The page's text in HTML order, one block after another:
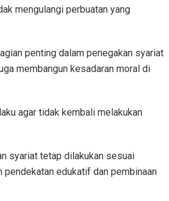
mengulangi perbuatan yang
penting dalam penegakan syariat
membangun kesadaran moral di
agar tidak kembali melakukan
syariat tetap dilakukan sesuai
pendekatan edukatif dan pembinaan